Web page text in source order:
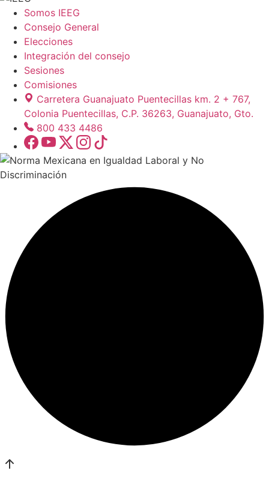
Somos IEEG
Consejo General
Elecciones
Integración del consejo
Sesiones
Comisiones
Carretera Guanajuato Puentecillas km. 2 + 767,
Colonia Puentecillas, C.P. 36263, Guanajuato, Gto.
800 433 4486